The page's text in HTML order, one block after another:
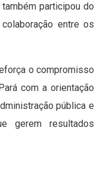
participou do
entre os
o compromisso
com a orientação
pública e
gerem resultados